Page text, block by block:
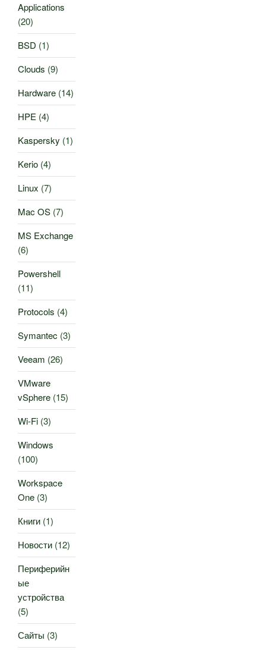
Applications
(20)
BSD (1)
Clouds (9)
Hardware (14)
HPE (4)
Kaspersky (1)
Kerio (4)
Linux (7)
Mac OS (7)
MS Exchange
(6)
Powershell
(11)
Protocols (4)
Symantec (3)
Veeam (26)
VMware
vSphere (15)
Wi-Fi (3)
Windows
(100)
Workspace
One (3)
Книги (1)
Новости (12)
Периферийн
ые
устройства
(5)
Сайты (3)